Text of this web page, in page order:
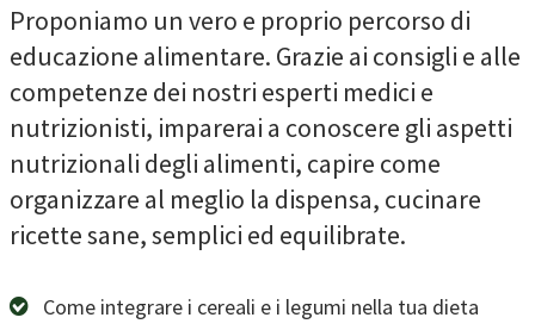
Proponiamo un vero e proprio percorso di
educazione alimentare. Grazie ai consigli e alle
competenze dei nostri esperti medici e
nutrizionisti, imparerai a conoscere gli aspetti
nutrizionali degli alimenti, capire come
organizzare al meglio la dispensa, cucinare
ricette sane, semplici ed equilibrate.
Come integrare i cereali e i legumi nella tua dieta